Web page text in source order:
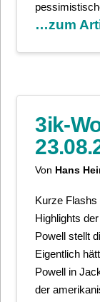
…zum
3ik-
Von Hans
Kurze
Highlights
Powell stellt
Eigentlich
Powell in
der